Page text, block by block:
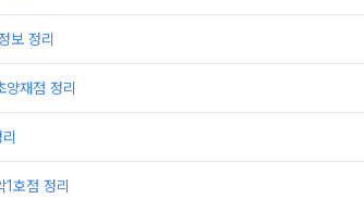
보 정리
재점 정리
호점 정리